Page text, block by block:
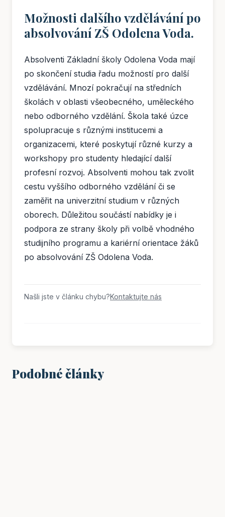
Možnosti dalšího vzdělávání po
absolvování ZŠ Odolena Voda.
Absolventi Základní školy Odolena Voda mají
po skončení studia řadu možností pro další
vzdělávání. Mnozí pokračují na středních
školách v oblasti všeobecného, uměleckého
nebo odborného vzdělání. Škola také úzce
spolupracuje s různými institucemi a
organizacemi, které poskytují různé kurzy a
workshopy pro studenty hledající další
profesní rozvoj. Absolventi mohou tak zvolit
cestu vyššího odborného vzdělání či se
zaměřit na univerzitní studium v různých
oborech. Důležitou součástí nabídky je i
podpora ze strany školy při volbě vhodného
studijního programu a kariérní orientace žáků
po absolvování ZŠ Odolena Voda.
Našli jste v článku chybu?Kontaktujte nás
Podobné články